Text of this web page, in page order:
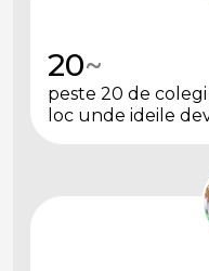
20~
peste 20 de
loc unde ideile